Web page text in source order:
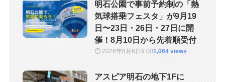
明石公園で事前予約制の「熱
気球搭乗フェスタ」が9月19
日〜23日・26日・27日に開
催！8月10日から先着順受付
2026年8月6日9:001,064 views
アスピア明石の地下1Fに